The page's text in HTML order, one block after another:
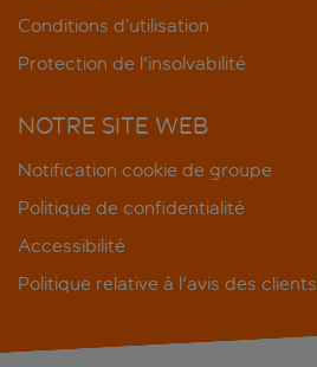
Conditions d’utilisation
Protection de l'insolvabilité
NOTRE SITE WEB
Notification cookie de groupe
Politique de confidentialité
Accessibilité
Politique relative à l'avis des clients